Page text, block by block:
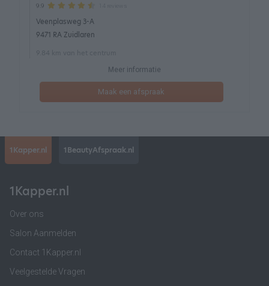
9.9
Veenplasweg 3-A
9471 RA Zuidlaren
Meer informatie
Maak een afspraak
1Kapper.nl 1BeautyAfspraak.nl
1Kapper.nl
Over ons
Salon Aanmelden
Contact 1Kapper.nl
Veelgestelde Vragen